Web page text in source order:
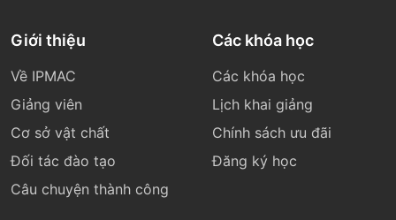
Giới thiệu
Về IPMAC
Giảng viên
Cơ sở vật chất
Đối tác đào tạo
Câu chuyện thành công
Các khóa học
Các khóa học
Lịch khai giảng
Chính sách ưu đãi
Đăng ký học